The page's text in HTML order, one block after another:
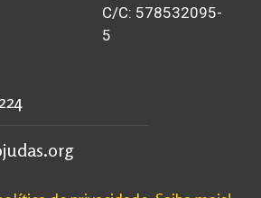
C/C: 578532095-
5